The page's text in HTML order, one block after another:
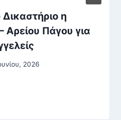
η
Αρείου Πάγου για
2026